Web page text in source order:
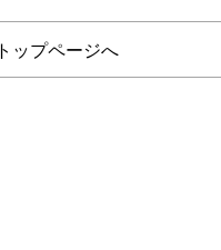
トップページへ